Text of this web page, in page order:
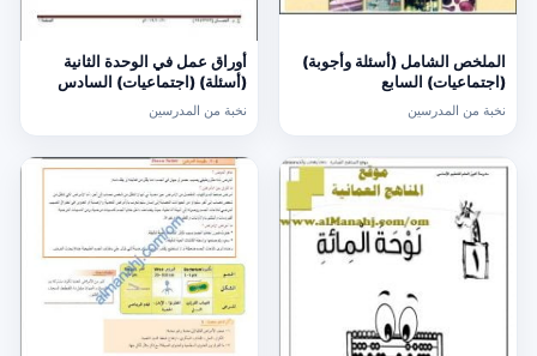
الملخص الشامل (أسئلة وأجوبة)
(اجتماعيات) السابع
نخبة من المدرسين
أوراق عمل في الوحدة الثانية
(أسئلة) (اجتماعيات) السادس
نخبة من المدرسين